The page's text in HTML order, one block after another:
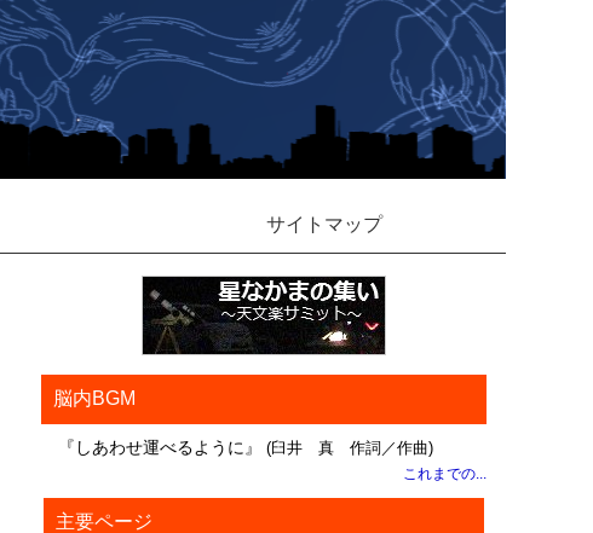
サイトマップ
脳内BGM
『しあわせ運べるように』 (臼井 真 作詞／作曲)
これまでの...
主要ページ